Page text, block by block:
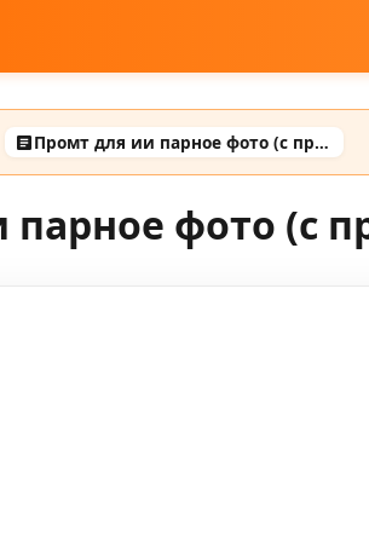
Промт для ии парное фото (с примерами готовых промтов)
фото (с